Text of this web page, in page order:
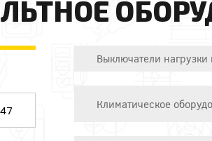
Выключатели
Климатическое